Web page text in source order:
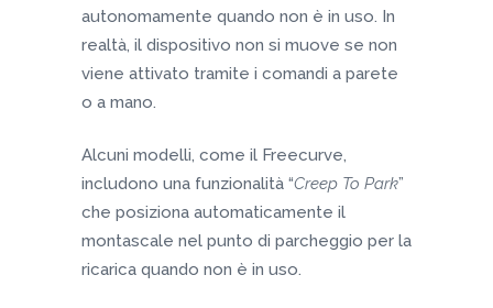
autonomamente quando non è in uso. In
realtà, il dispositivo non si muove se non
viene attivato tramite i comandi a parete
o a mano.
Alcuni modelli, come il Freecurve,
includono una funzionalità “Creep To Park”
che posiziona automaticamente il
montascale nel punto di parcheggio per la
ricarica quando non è in uso.